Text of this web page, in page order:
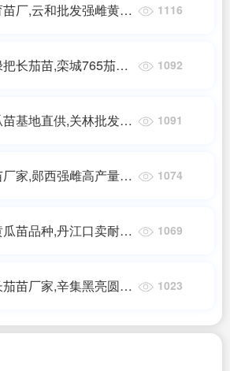
厂,云和批发强雌黄瓜
1116
长茄苗,栾城765茄子
1092
基地直供,关林批发黄
1091
家,郧西强雌高产量黄
1074
苗品种,丹江口卖耐寒
1069
苗厂家,辛集黑亮圆茄
1023